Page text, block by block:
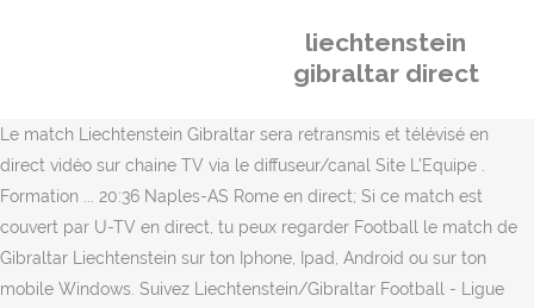
liechtenstein
gibraltar direct
Le match Liechtenstein Gibraltar sera retransmis et télévisé en
direct vidéo sur chaine TV via le diffuseur/canal Site L’Equipe .
Formation ... 20:36 Naples-AS Rome en direct; Si ce match est
couvert par U-TV en direct, tu peux regarder Football le match de
Gibraltar Liechtenstein sur ton Iphone, Ipad, Android ou sur ton
mobile Windows. Suivez Liechtenstein/Gibraltar Football - Ligue